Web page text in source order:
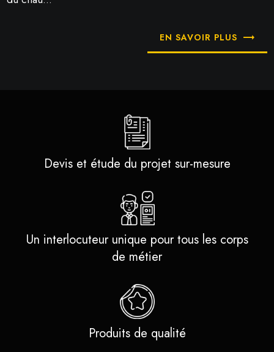
EN SAVOIR PLUS
Devis et étude du projet sur-mesure
Un interlocuteur unique pour tous les corps
de métier
Produits de qualité